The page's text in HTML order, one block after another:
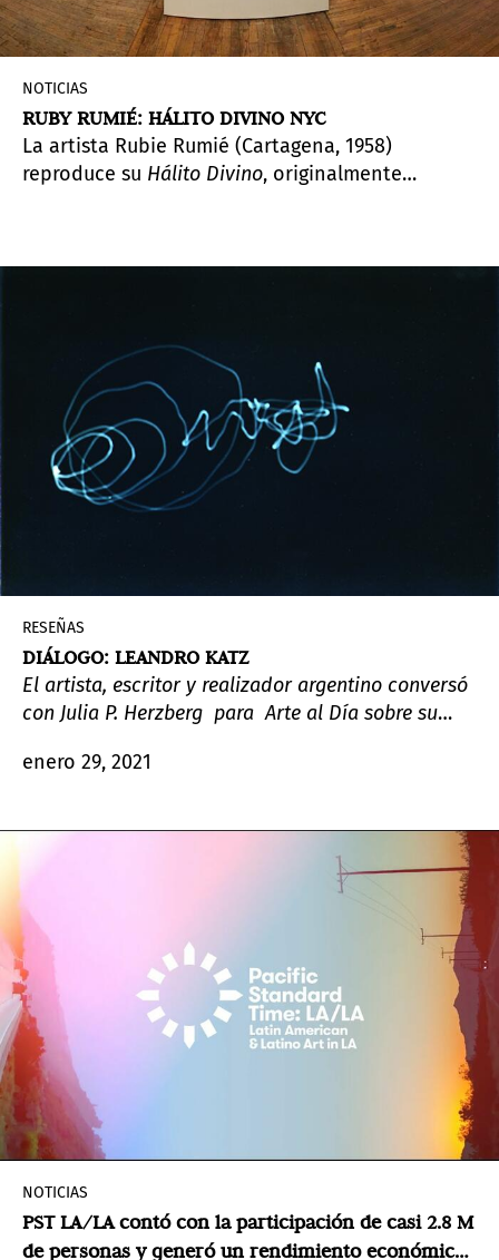
NOTICIAS
RUBY RUMIÉ: HÁLITO DIVINO NYC
La artista Rubie Rumié (Cartagena, 1958)
reproduce su Hálito Divino, originalmente
RESEÑAS
DIÁLOGO: LEANDRO KATZ
El artista, escritor y realizador argentino conversó
con Julia P. Herzberg para Arte al Día sobre su
fotografía y sus “fronteras”.
enero 29, 2021
NOTICIAS
PST LA/LA contó con la participación de casi 2.8 M
de personas y generó un rendimiento económico